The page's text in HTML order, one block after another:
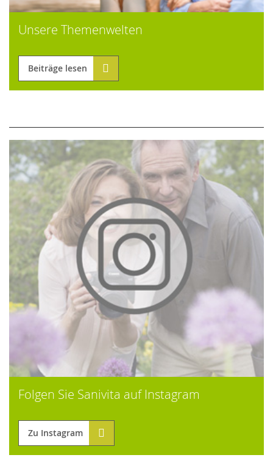
Unsere Themenwelten
Beiträge lesen
Folgen Sie Sanivita auf Instagram
Zu Instagram